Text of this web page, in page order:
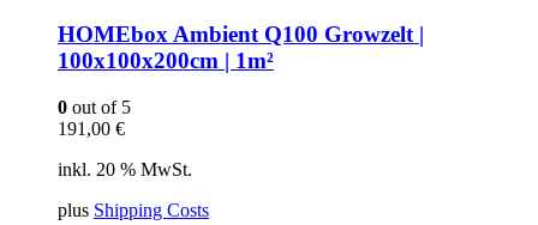
HOMEbox Ambient Q100 Growzelt |
100x100x200cm | 1m²
0 out of 5
191,00 €
inkl. 20 % MwSt.
plus Shipping Costs